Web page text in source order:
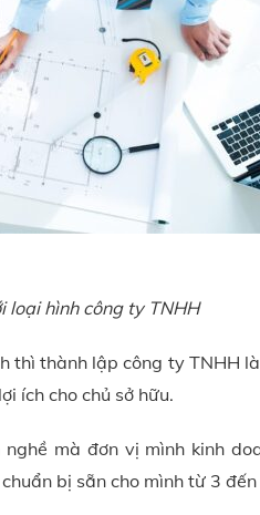
hình công ty TNHH
thì thành lập công ty TNHH
ích cho chủ sở hữu.
mà đơn vị mình kinh
bị sẵn cho mình từ 3 đến